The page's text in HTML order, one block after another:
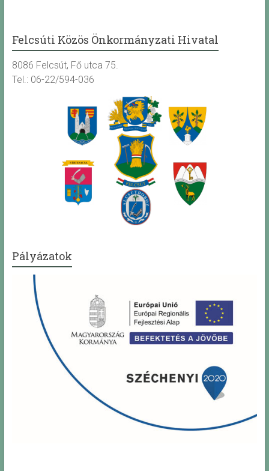
Felcsúti Közös Önkormányzati Hivatal
8086 Felcsút, Fő utca 75.
Tel.: 06-22/594-036
Pályázatok